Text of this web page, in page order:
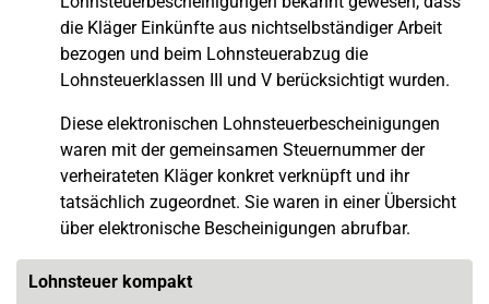
die Kläger Einkünfte aus nichtselbständiger Arbeit
bezogen und beim Lohnsteuerabzug die
Lohnsteuerklassen III und V berücksichtigt wurden.
Diese elektronischen Lohnsteuerbescheinigungen
waren mit der gemeinsamen Steuernummer der
verheirateten Kläger konkret verknüpft und ihr
tatsächlich zugeordnet. Sie waren in einer Übersicht
über elektronische Bescheinigungen abrufbar.
Lohnsteuer kompakt